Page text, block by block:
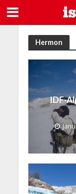
Hermon
IDF-